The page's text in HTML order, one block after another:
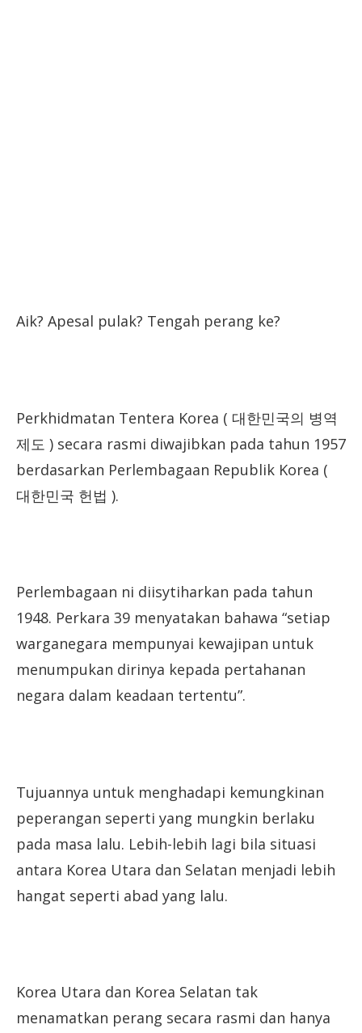
Aik? Apesal pulak? Tengah perang ke?
Perkhidmatan Tentera Korea ( 대한민국의 병역
제도 ) secara rasmi diwajibkan pada tahun 1957
berdasarkan Perlembagaan Republik Korea (
대한민국 헌법 ).
Perlembagaan ni diisytiharkan pada tahun
1948. Perkara 39 menyatakan bahawa “setiap
warganegara mempunyai kewajipan untuk
menumpukan dirinya kepada pertahanan
negara dalam keadaan tertentu”.
Tujuannya untuk menghadapi kemungkinan
peperangan seperti yang mungkin berlaku
pada masa lalu. Lebih-lebih lagi bila situasi
antara Korea Utara dan Selatan menjadi lebih
hangat seperti abad yang lalu.
Korea Utara dan Korea Selatan tak
menamatkan perang secara rasmi dan hanya